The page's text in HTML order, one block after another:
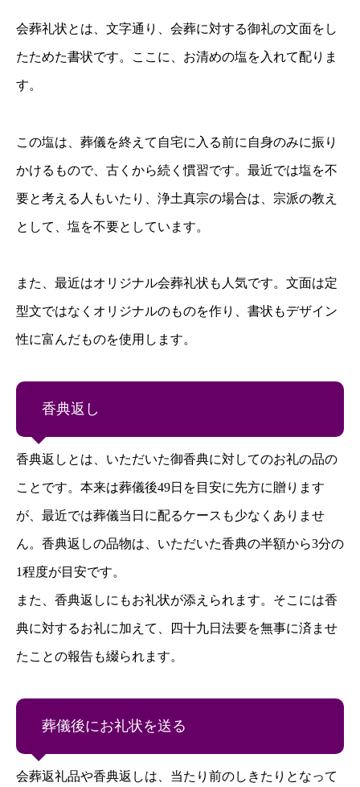
会葬礼状とは、文字通り、会葬に対する御礼の文面をし
たためた書状です。ここに、お清めの塩を入れて配りま
す。
この塩は、葬儀を終えて自宅に入る前に自身のみに振り
かけるもので、古くから続く慣習です。最近では塩を不
要と考える人もいたり、浄土真宗の場合は、宗派の教え
として、塩を不要としています。
また、最近はオリジナル会葬礼状も人気です。文面は定
型文ではなくオリジナルのものを作り、書状もデザイン
性に富んだものを使用します。
香典返し
香典返しとは、いただいた御香典に対してのお礼の品の
ことです。本来は葬儀後49日を目安に先方に贈ります
が、最近では葬儀当日に配るケースも少なくありませ
ん。香典返しの品物は、いただいた香典の半額から3分の
1程度が目安です。
また、香典返しにもお礼状が添えられます。そこには香
典に対するお礼に加えて、四十九日法要を無事に済ませ
たことの報告も綴られます。
葬儀後にお礼状を送る
会葬返礼品や香典返しは、当たり前のしきたりとなって